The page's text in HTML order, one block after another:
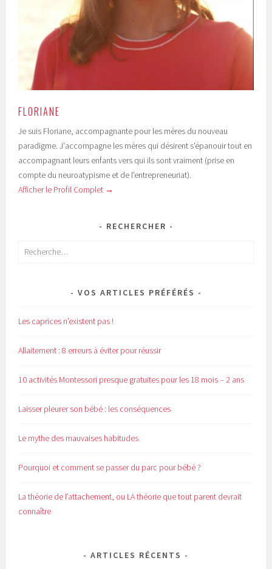
FLORIANE
Je suis Floriane, accompagnante pour les mères du nouveau
paradigme. J'accompagne les mères qui désirent s'épanouir tout en
accompagnant leurs enfants vers qui ils sont vraiment (prise en
compte du neuroatypisme et de l'entrepreneuriat).
Afficher le Profil Complet →
RECHERCHER
Rechercher :
VOS ARTICLES PRÉFÉRÉS
Les caprices n’existent pas !
Allaitement : 8 erreurs à éviter pour réussir
10 activités Montessori presque gratuites pour les 18 mois – 2 ans
Laisser pleurer son bébé : les conséquences
Le mythe des mauvaises habitudes
Pourquoi et comment se passer du parc pour bébé ?
La théorie de l’attachement, ou LA théorie que tout parent devrait
connaître
ARTICLES RÉCENTS